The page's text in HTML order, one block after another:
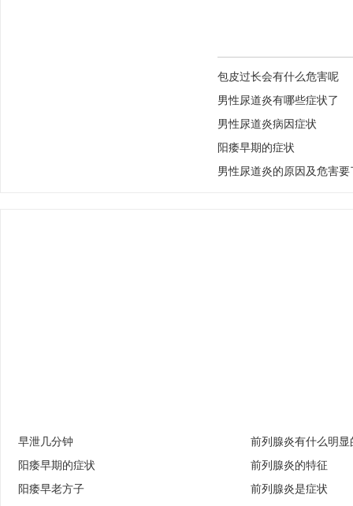
包皮过长会有什么危害呢
男性尿道炎有哪些症状了
男性尿道炎病因症状
阳痿早期的症状
男性尿道炎的原因及危害要
早泄几分钟
阳痿早期的症状
阳痿早老方子
前列腺炎有什么明显
前列腺炎的特征
前列腺炎是症状